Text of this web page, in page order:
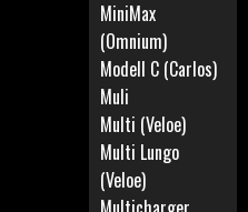
MiniMax
(Omnium)
Modell C (Carlos)
Muli
Multi (Veloe)
Multi Lungo
(Veloe)